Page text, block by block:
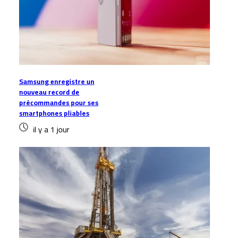
Samsung enregistre un
nouveau record de
précommandes pour ses
smartphones pliables
il y a 1 jour